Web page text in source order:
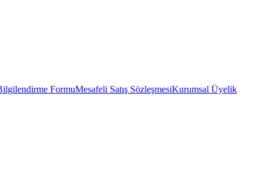
FormuMesafeli Satış SözleşmesiKurumsal Üyelik